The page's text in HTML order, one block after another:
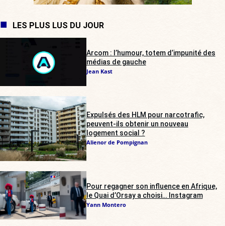
LES PLUS LUS DU JOUR
Arcom : l’humour, totem d’impunité des
médias de gauche
Jean Kast
Expulsés des HLM pour narcotrafic,
peuvent-ils obtenir un nouveau
logement social ?
Alienor de Pompignan
Pour regagner son influence en Afrique,
le Quai d’Orsay a choisi… Instagram
Yann Montero